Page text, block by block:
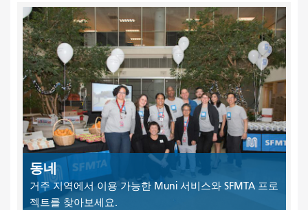
동네
거주 지역에서 이용 가능한 Muni 서비스와 SFMTA 프로
젝트를 찾아보세요.